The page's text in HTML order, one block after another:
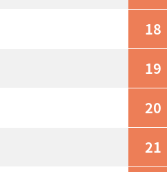
18
19
20
21